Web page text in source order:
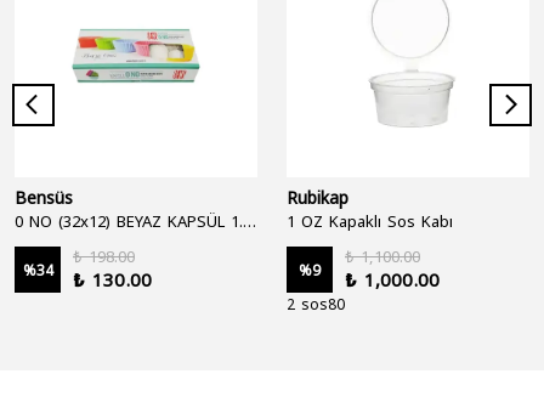
Bensüs
%34
₺ 198.00
₺ 130.00
Rubikap
1 OZ Kapaklı Sos Kabı
%9
₺ 1,100.00
₺ 1,000.00
2 sos80